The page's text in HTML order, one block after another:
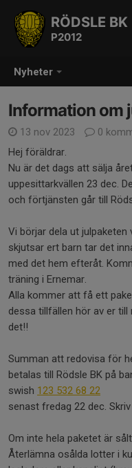
Nyheter
RÖDSLE BK
P2012
Information om
13 nov 2023
0
Hej föräldrar.
Nu är det dags att sälja
uppesittarkvällen 23 dec.
och förtjänsten går till
Vi börjar dela ut
skjutsar ert barn tar det
med det hem efteråt.
träning i Ernemar.
Alla kommer att få ett
dessa tillfällen hör av er till
det!!
Summan att redovisa för
betalas till Rödsle BK på
swish 123 532 68 22
senast fredag 22 dec.
Om inte hela paketet är
Återlämna osålda lotter i